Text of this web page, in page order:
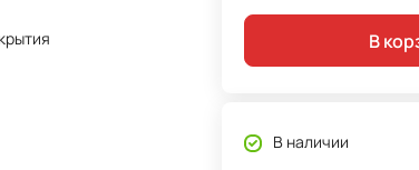
В
В наличии